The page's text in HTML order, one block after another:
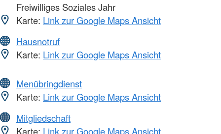
Freiwilliges Soziales Jahr
Karte: Link zur Google Maps Ansicht
Hausnotruf
Karte: Link zur Google Maps Ansicht
Menübringdienst
Karte: Link zur Google Maps Ansicht
Mitgliedschaft
Karte: Link zur Google Maps Ansicht